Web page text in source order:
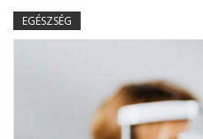
EGÉSZSÉG